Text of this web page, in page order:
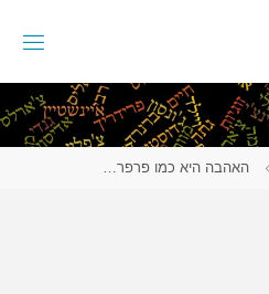
האהבה היא כמו פרפר…